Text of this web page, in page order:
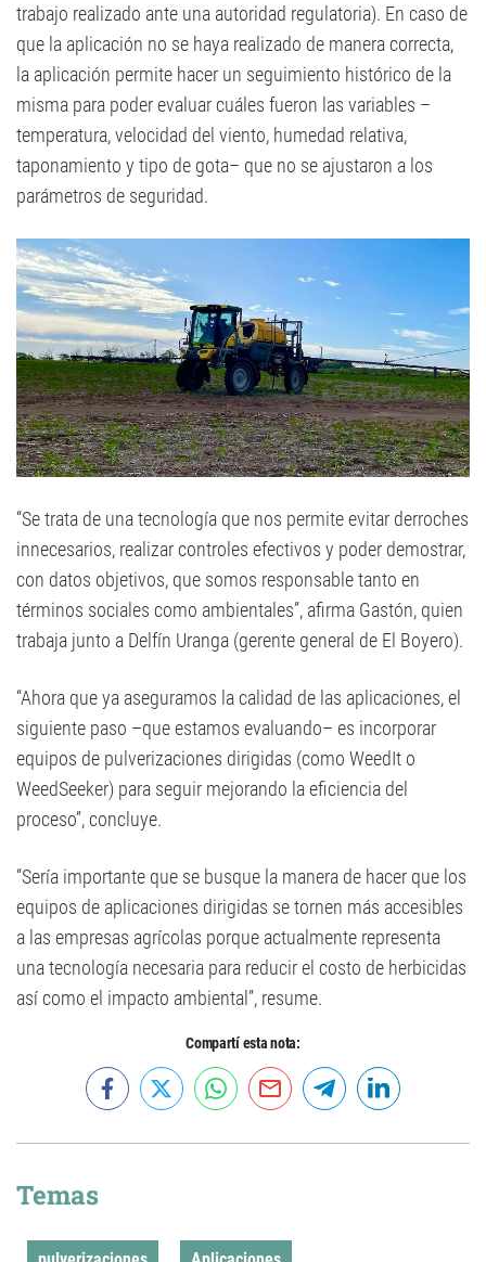
trabajo realizado ante una autoridad regulatoria). En caso de
que la aplicación no se haya realizado de manera correcta,
la aplicación permite hacer un seguimiento histórico de la
misma para poder evaluar cuáles fueron las variables –
temperatura, velocidad del viento, humedad relativa,
taponamiento y tipo de gota– que no se ajustaron a los
parámetros de seguridad.
“Se trata de una tecnología que nos permite evitar derroches
innecesarios, realizar controles efectivos y poder demostrar,
con datos objetivos, que somos responsable tanto en
términos sociales como ambientales”, afirma Gastón, quien
trabaja junto a Delfín Uranga (gerente general de El Boyero).
“Ahora que ya aseguramos la calidad de las aplicaciones, el
siguiente paso –que estamos evaluando– es incorporar
equipos de pulverizaciones dirigidas (como WeedIt o
WeedSeeker) para seguir mejorando la eficiencia del
proceso”, concluye.
“Sería importante que se busque la manera de hacer que los
equipos de aplicaciones dirigidas se tornen más accesibles
a las empresas agrícolas porque actualmente representa
una tecnología necesaria para reducir el costo de herbicidas
así como el impacto ambiental”, resume.
Compartí esta nota:
Temas